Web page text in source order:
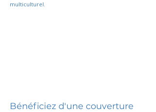
multiculturel.
Bénéficiez d'une couverture